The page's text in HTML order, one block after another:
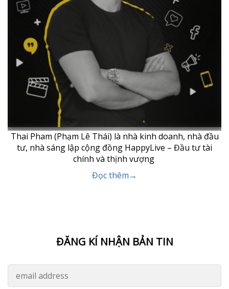
Thai Pham (Phạm Lê Thái) là nhà kinh doanh, nhà đầu
tư, nhà sáng lập cộng đồng HappyLive – Đầu tư tài
chính và thịnh vượng
Đọc thêm→
ĐĂNG KÍ NHẬN BẢN TIN